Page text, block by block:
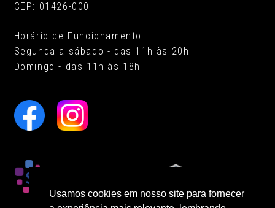
CEP: 01426-000
Horário de Funcionamento:
Segunda a sábado - das 11h às 20h
Domingo - das 11h às 18h
Usamos cookies em nosso site para fornecer